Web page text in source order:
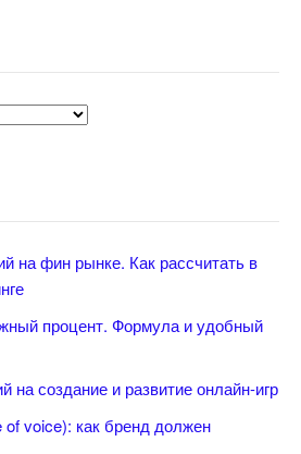
на фин рынке. Как рассчитать
процент. Формула и удобный
на создание и развитие онлайн-игр
of voice): как бренд должен